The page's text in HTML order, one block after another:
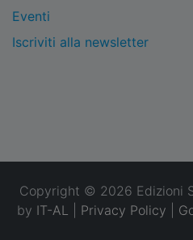
Eventi
Iscriviti alla newsletter
Copyright © 2026 Edizioni
by IT-AL Privacy Policy